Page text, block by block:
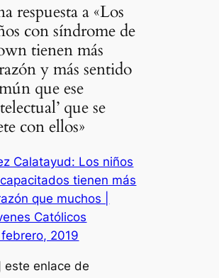
respuesta a «Los
con síndrome de
tienen más
y más sentido
que ese
que se
con ellos»
Calatayud: Los niños
tienen más
que muchos |
Católicos
2019
este enlace de